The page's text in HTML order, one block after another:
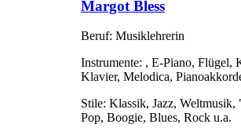
Margot Bless
Beruf: Musiklehrerin
Instrumente: , E-Piano, Flügel,
Klavier, Melodica,
Stile: Klassik, Jazz, Weltmusik,
Pop, Boogie, Blues, Rock u.a.